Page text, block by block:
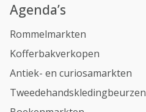
Agenda’s
Rommelmarkten
Kofferbakverkopen
Antiek- en curiosamarkten
Tweedehandskledingbeurzen